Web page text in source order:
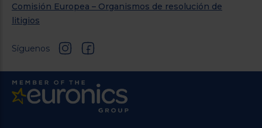
Comisión Europea – Organismos de resolución de
litigios
Síguenos